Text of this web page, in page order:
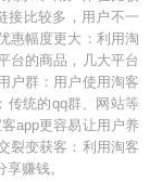
接比较多，用户不一
惠幅度更大：利用淘
台的商品，几大平台
户群：用户使用淘客
传统的qq群、网站等
app更容易让用户养
裂变获客：利用淘客
赚钱。